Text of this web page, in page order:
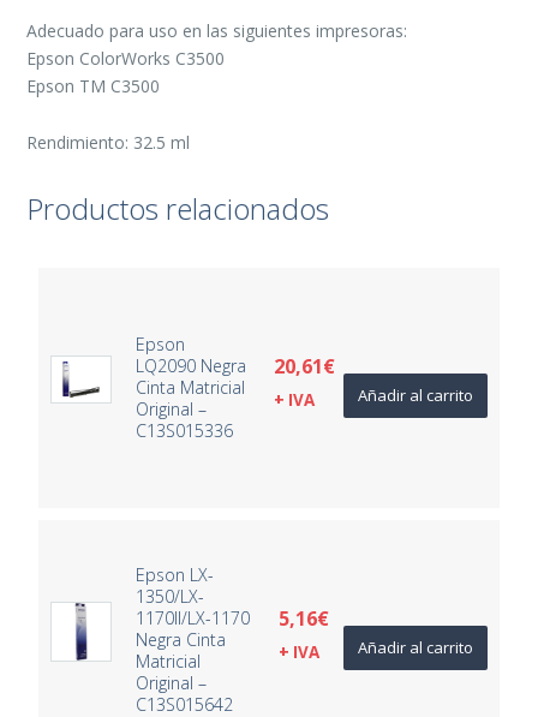
Adecuado para uso en las siguientes impresoras:
Epson ColorWorks C3500
Epson TM C3500
Rendimiento: 32.5 ml
Productos relacionados
Epson
LQ2090 Negra
Cinta Matricial
Original –
C13S015336
20,61€
+ IVA Añadir al carrito
Epson LX-
1350/LX-
1170II/LX-1170
Negra Cinta
Matricial
Original –
C13S015642
5,16€
+ IVA Añadir al carrito